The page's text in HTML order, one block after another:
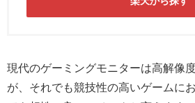
現代のゲーミングモニターは高解像
が、それでも競技性の高いゲームに